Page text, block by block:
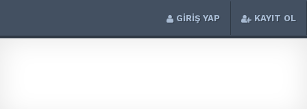
GİRİŞ YAP KAYIT OL